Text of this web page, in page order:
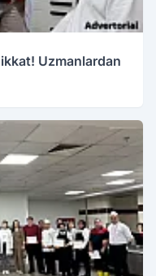
Uzmanlardan